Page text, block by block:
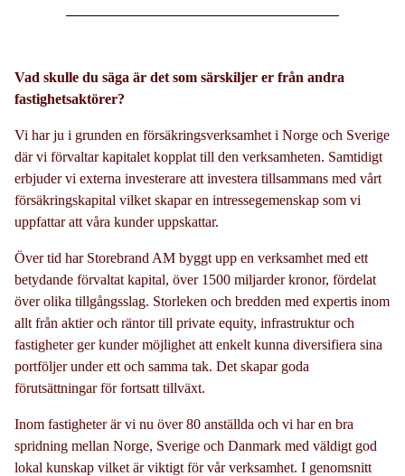
Vad skulle du säga är det som särskiljer er från andra
fastighetsaktörer?
Vi har ju i grunden en försäkringsverksamhet i Norge och Sverige
där vi förvaltar kapitalet kopplat till den verksamheten. Samtidigt
erbjuder vi externa investerare att investera tillsammans med vårt
försäkringskapital vilket skapar en intressegemenskap som vi
uppfattar att våra kunder uppskattar.
Över tid har Storebrand AM byggt upp en verksamhet med ett
betydande förvaltat kapital, över 1500 miljarder kronor, fördelat
över olika tillgångsslag. Storleken och bredden med expertis inom
allt från aktier och räntor till private equity, infrastruktur och
fastigheter ger kunder möjlighet att enkelt kunna diversifiera sina
portföljer under ett och samma tak. Det skapar goda
förutsättningar för fortsatt tillväxt.
Inom fastigheter är vi nu över 80 anställda och vi har en bra
spridning mellan Norge, Sverige och Danmark med väldigt god
lokal kunskap vilket är viktigt för vår verksamhet. I genomsnitt